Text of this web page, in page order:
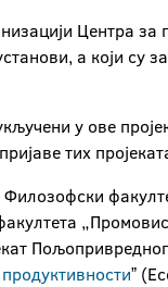
Центра
а који су
у ове
тих
Филозофски
ˮ